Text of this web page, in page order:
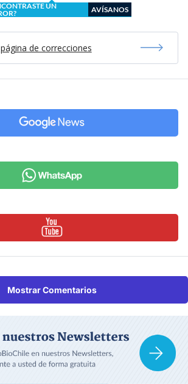
UN
AVÍSANOS
de correcciones
Mostrar Comentarios